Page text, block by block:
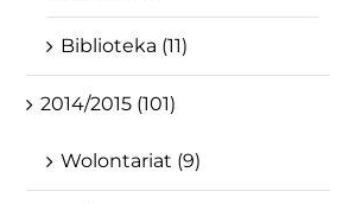
Biblioteka (11)
2014/2015 (101)
Wolontariat (9)